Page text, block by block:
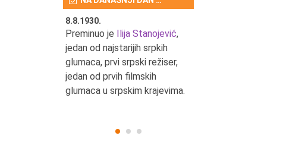
8.8.1930.
Preminuo je Ilija Stanojević,
jedan od najstarijih srpkih
glumaca, prvi srpski režiser,
jedan od prvih filmskih
glumaca u srpskim krajevima.